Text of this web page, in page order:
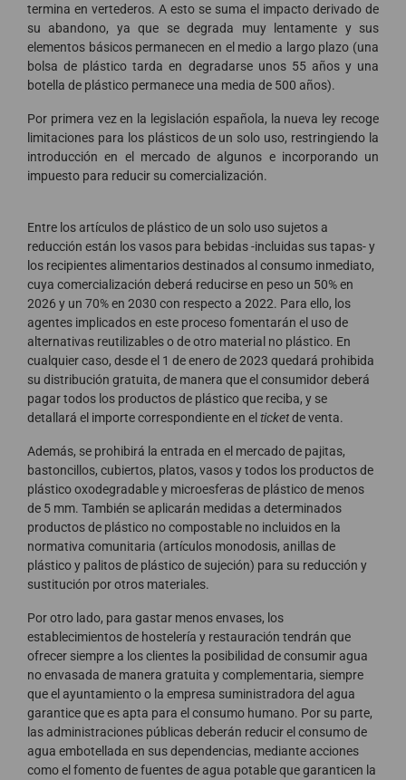
termina en vertederos. A esto se suma el impacto derivado de
su abandono, ya que se degrada muy lentamente y sus
elementos básicos permanecen en el medio a largo plazo (una
bolsa de plástico tarda en degradarse unos 55 años y una
botella de plástico permanece una media de 500 años).
Por primera vez en la legislación española, la nueva ley recoge
limitaciones para los plásticos de un solo uso, restringiendo la
introducción en el mercado de algunos e incorporando un
impuesto para reducir su comercialización.
Entre los artículos de plástico de un solo uso sujetos a
reducción están los vasos para bebidas -incluidas sus tapas- y
los recipientes alimentarios destinados al consumo inmediato,
cuya comercialización deberá reducirse en peso un 50% en
2026 y un 70% en 2030 con respecto a 2022. Para ello, los
agentes implicados en este proceso fomentarán el uso de
alternativas reutilizables o de otro material no plástico. En
cualquier caso, desde el 1 de enero de 2023 quedará prohibida
su distribución gratuita, de manera que el consumidor deberá
pagar todos los productos de plástico que reciba, y se
detallará el importe correspondiente en elticketde venta.
Además, se prohibirá la entrada en el mercado de pajitas,
bastoncillos, cubiertos, platos, vasos y todos los productos de
plástico oxodegradable y microesferas de plástico de menos
de 5 mm. También se aplicarán medidas a determinados
productos de plástico no compostable no incluidos en la
normativa comunitaria (artículos monodosis, anillas de
plástico y palitos de plástico de sujeción) para su reducción y
sustitución por otros materiales.
Por otro lado, para gastar menos envases, los
establecimientos de hostelería y restauración tendrán que
ofrecer siempre a los clientes la posibilidad de consumir agua
no envasada de manera gratuita y complementaria, siempre
que el ayuntamiento o la empresa suministradora del agua
garantice que es apta para el consumo humano. Por su parte,
las administraciones públicas deberán reducir el consumo de
agua embotellada en sus dependencias, mediante acciones
como el fomento de fuentes de agua potable que garanticen la